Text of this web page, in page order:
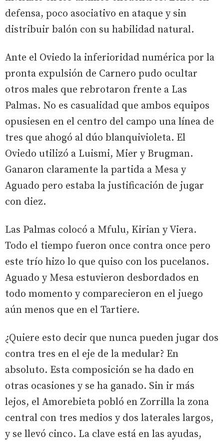
defensa, poco asociativo en ataque y sin
distribuir balón con su habilidad natural.
Ante el Oviedo la inferioridad numérica por la
pronta expulsión de Carnero pudo ocultar
otros males que rebrotaron frente a Las
Palmas. No es casualidad que ambos equipos
opusiesen en el centro del campo una línea de
tres que ahogó al dúo blanquivioleta. El
Oviedo utilizó a Luismi, Mier y Brugman.
Ganaron claramente la partida a Mesa y
Aguado pero estaba la justificación de jugar
con diez.
Las Palmas colocó a Mfulu, Kirian y Viera.
Todo el tiempo fueron once contra once pero
este trío hizo lo que quiso con los pucelanos.
Aguado y Mesa estuvieron desbordados en
todo momento y comparecieron en el juego
aún menos que en el Tartiere.
¿Quiere esto decir que nunca pueden jugar dos
contra tres en el eje de la medular? En
absoluto. Esta composición se ha dado en
otras ocasiones y se ha ganado. Sin ir más
lejos, el Amorebieta pobló en Zorrilla la zona
central con tres medios y dos laterales largos,
y se llevó cinco. La clave está en las ayudas,